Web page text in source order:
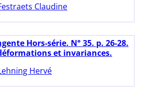
Claudine
Hors-série. N° 35. p. 26-28.
et invariances.
Hervé